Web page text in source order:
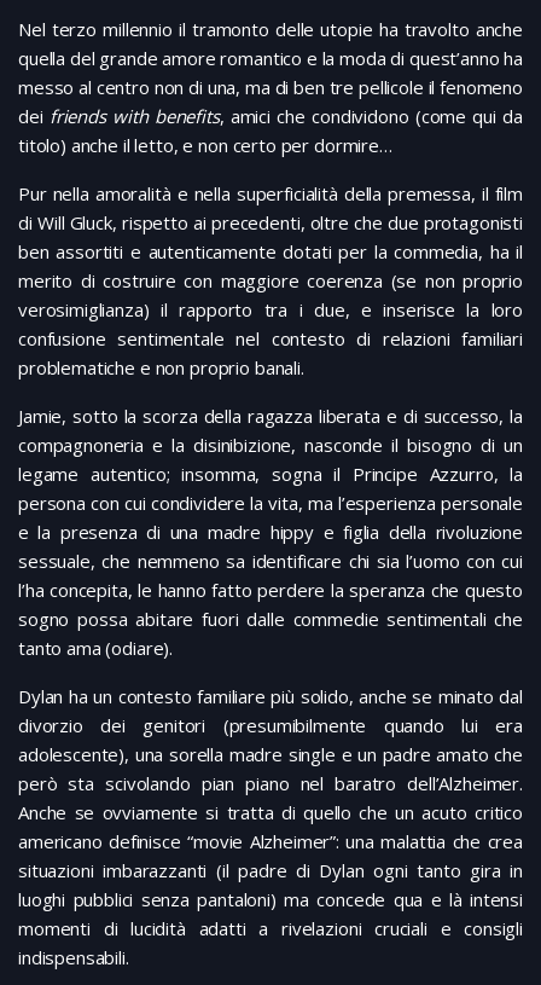
Nel terzo millennio il tramonto delle utopie ha travolto anche
quella del grande amore romantico e la moda di quest’anno ha
messo al centro non di una, ma di ben tre pellicole il fenomeno
dei friends with benefits, amici che condividono (come qui da
titolo) anche il letto, e non certo per dormire…
Pur nella amoralità e nella superficialità della premessa, il film
di Will Gluck, rispetto ai precedenti, oltre che due protagonisti
ben assortiti e autenticamente dotati per la commedia, ha il
merito di costruire con maggiore coerenza (se non proprio
verosimiglianza) il rapporto tra i due, e inserisce la loro
confusione sentimentale nel contesto di relazioni familiari
problematiche e non proprio banali.
Jamie, sotto la scorza della ragazza liberata e di successo, la
compagnoneria e la disinibizione, nasconde il bisogno di un
legame autentico; insomma, sogna il Principe Azzurro, la
persona con cui condividere la vita, ma l’esperienza personale
e la presenza di una madre hippy e figlia della rivoluzione
sessuale, che nemmeno sa identificare chi sia l’uomo con cui
l’ha concepita, le hanno fatto perdere la speranza che questo
sogno possa abitare fuori dalle commedie sentimentali che
tanto ama (odiare).
Dylan ha un contesto familiare più solido, anche se minato dal
divorzio dei genitori (presumibilmente quando lui era
adolescente), una sorella madre single e un padre amato che
però sta scivolando pian piano nel baratro dell’Alzheimer.
Anche se ovviamente si tratta di quello che un acuto critico
americano definisce “movie Alzheimer”: una malattia che crea
situazioni imbarazzanti (il padre di Dylan ogni tanto gira in
luoghi pubblici senza pantaloni) ma concede qua e là intensi
momenti di lucidità adatti a rivelazioni cruciali e consigli
indispensabili.